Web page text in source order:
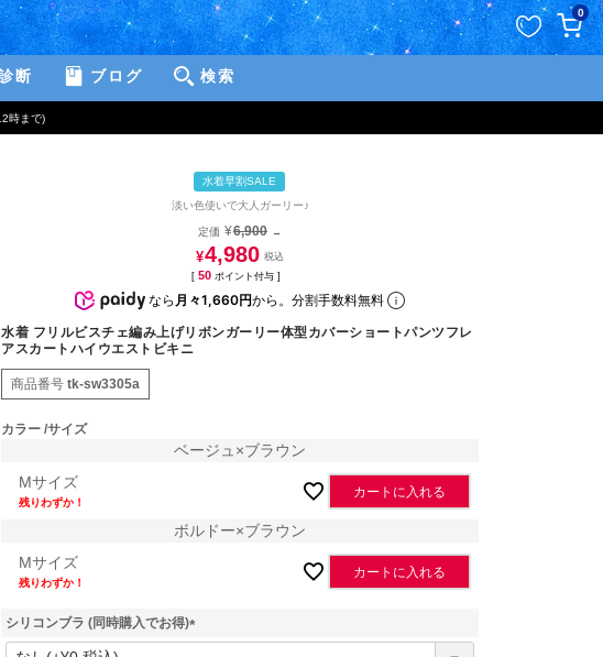
0
断 ブログ 検索
時まで)
水着早割SALE
淡い色使いで大人ガーリー♪
定価 ¥6,900 →
¥4,980
[ 50 ポイント付与 ]
なら 月々1,660円から。分割手数料無料
水着 フリルビスチェ編み上げリボンガーリー体型カバーショートパンツフレ
アスカートハイウエストビキニ
商品番号 tk-sw3305a
カラー サイズ
ベージュ×ブラウン
Mサイズ
残りわずか！
カートに入れる
ボルドー×ブラウン
Mサイズ
残りわずか！
カートに入れる
シリコンブラ (同時購入でお得)
(
ペー
ジト
ップ